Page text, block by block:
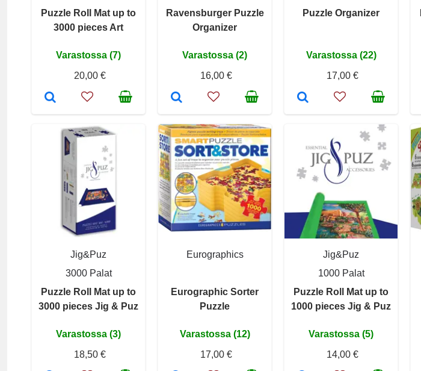
Puzzle Roll Mat up to
3000 pieces Art
Varastossa (7)
20,00 €
Ravensburger Puzzle
Organizer
Varastossa (2)
16,00 €
Puzzle Organizer
Varastossa (22)
17,00 €
Jig&Puz
3000 Palat
Puzzle Roll Mat up to
3000 pieces Jig & Puz
Varastossa (3)
18,50 €
Eurographics
Eurographic Sorter
Puzzle
Varastossa (12)
17,00 €
Jig&Puz
1000 Palat
Puzzle Roll Mat up to
1000 pieces Jig & Puz
Varastossa (5)
14,00 €